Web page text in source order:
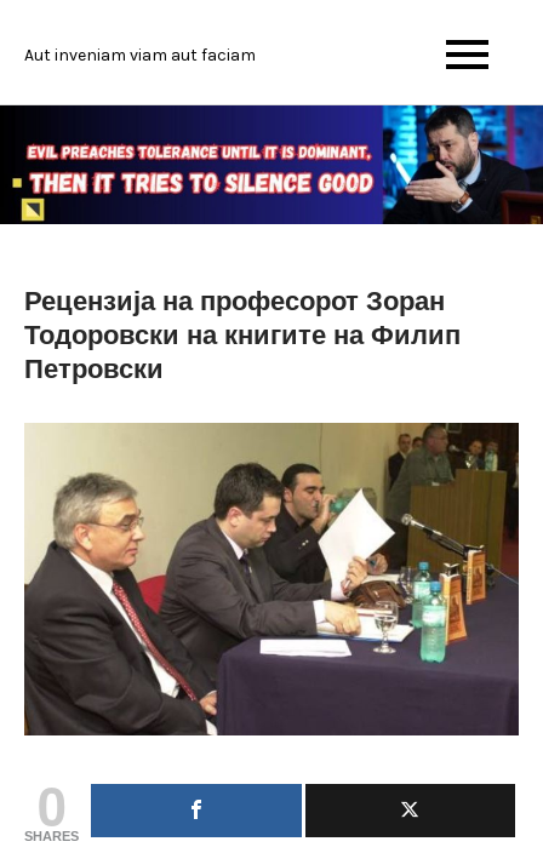
Aut inveniam viam aut faciam
Рецензија на професорот Зоран
Тодоровски на книгите на Филип
Петровски
0
SHARES